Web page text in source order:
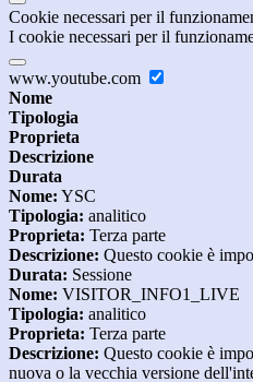
Cookie necessari per il
I cookie necessari per il
www.youtube.com
Nome
Tipologia
Proprieta
Descrizione
Durata
Nome: YSC
Tipologia: analitico
Proprieta: Terza parte
Descrizione: Questo cookie è
Durata: Sessione
Nome: VISITOR_INFO1_LIVE
Tipologia: analitico
Proprieta: Terza parte
Descrizione: Questo cookie è
nuova o la vecchia versione